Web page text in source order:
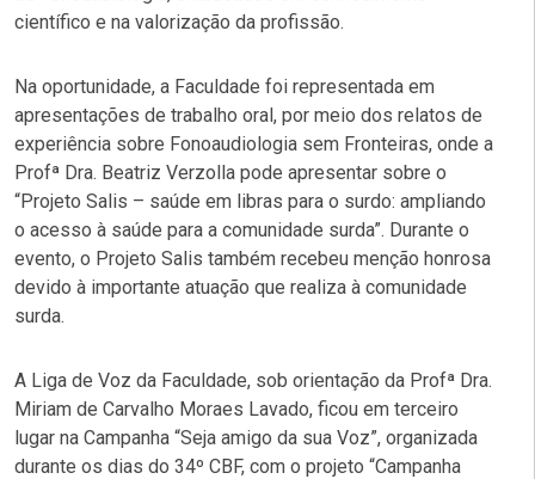
científico e na valorização da profissão.
Na oportunidade, a Faculdade foi representada em
apresentações de trabalho oral, por meio dos relatos de
experiência sobre Fonoaudiologia sem Fronteiras, onde a
Profª Dra. Beatriz Verzolla pode apresentar sobre o
“Projeto Salis – saúde em libras para o surdo: ampliando
o acesso à saúde para a comunidade surda”. Durante o
evento, o Projeto Salis também recebeu menção honrosa
devido à importante atuação que realiza à comunidade
surda.
A Liga de Voz da Faculdade, sob orientação da Profª Dra.
Miriam de Carvalho Moraes Lavado, ficou em terceiro
lugar na Campanha “Seja amigo da sua Voz”, organizada
durante os dias do 34º CBF, com o projeto “Campanha